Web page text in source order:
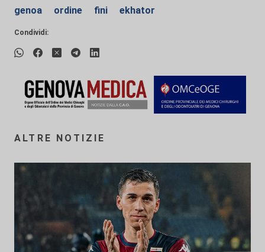
genoa ordine fini ekhator
Condividi:
ALTRE NOTIZIE